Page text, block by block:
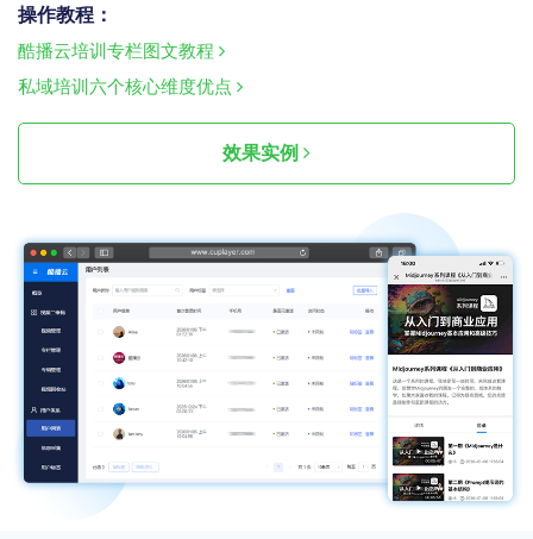
操作教程：
酷播云培训专栏图文教程
私域培训六个核心维度优点
效果实例